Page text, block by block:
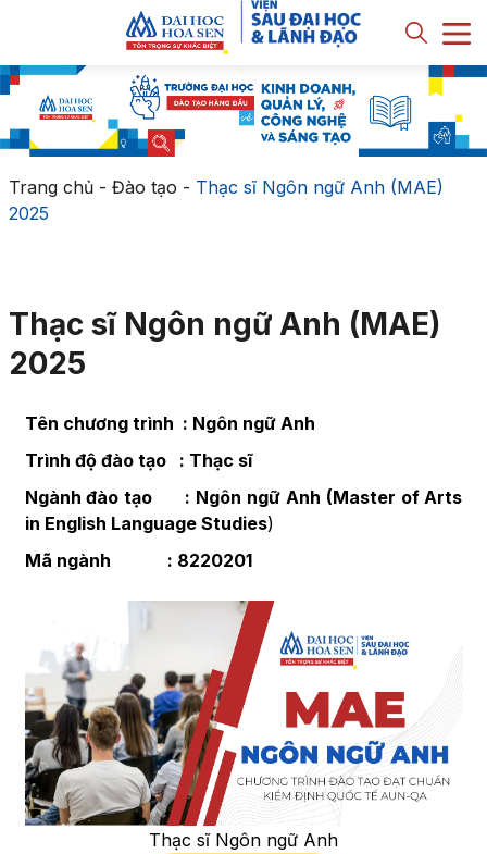
Trang chủ- Đào tạo - Thạc sĩ Ngôn ngữ Anh (MAE)
2025
Thạc sĩ Ngôn ngữ Anh (MAE)
2025
Tên chương trình : Ngôn ngữ Anh
Trình độ đào tạo : Thạc sĩ
Ngành đào tạo : Ngôn ngữ Anh (Master of Arts
in English Language Studies)
Mã ngành : 8220201
Thạc sĩ Ngôn ngữ Anh